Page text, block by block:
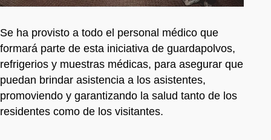
Se ha provisto a todo el personal médico que
formará parte de esta iniciativa de guardapolvos,
refrigerios y muestras médicas, para asegurar que
puedan brindar asistencia a los asistentes,
promoviendo y garantizando la salud tanto de los
residentes como de los visitantes.